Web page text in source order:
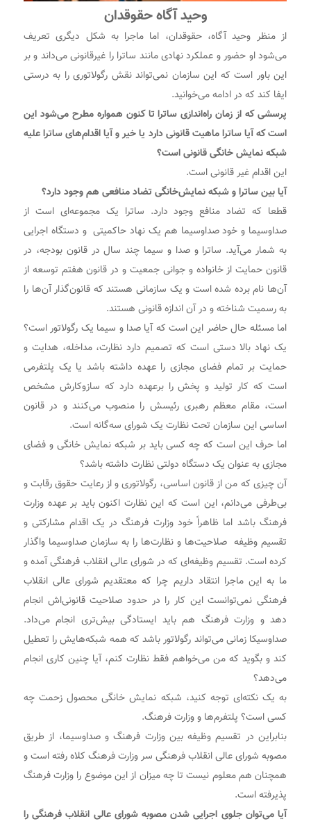
وحید آگاه حقوقدان
از منظر وحید آگاه، حقوقدان، اما ماجرا به شکل دیگری تعریف
می‌شود او حضور و عملکرد نهادی مانند ساترا را غیرقانونی می‌داند و بر
این باور است که این سازمان نمی‌تواند نقش رگولاتوری را به درستی
ایفا کند که در ادامه می‌خوانید.
پرسشی که از زمان راه‌اندازی ساترا تا کنون همواره مطرح می‌شود این
است که آیا ساترا ماهیت قانونی دارد یا خیر و آیا اقدام‌های ساترا علیه
شبکه نمایش خانگی قانونی است؟
این اقدام غیر قانونی است.
آیا بین ساترا و شبکه نمایش‌خانگی تضاد منافعی هم وجود دارد؟
قطعا که تضاد منافع وجود دارد. ساترا یک مجموعه‌ای است از
صداوسیما و خود صداوسیما هم یک نهاد حاکمیتی و دستگاه اجرایی
به شمار می‌آید. ساترا و صدا و سیما چند سال در قانون بودجه، در
قانون حمایت از خانواده و جوانی جمعیت و در قانون هفتم توسعه از
آن‌ها نام برده شده است و یک سازمانی هستند که قانون‌گذار آن‌ها را
به رسمیت شناخته و در آن اندازه قانونی هستند.
اما مسئله حال حاضر این است که آیا صدا و سیما یک رگولاتور است؟
یک نهاد بالا دستی است که تصمیم دارد نظارت، مداخله، هدایت و
حمایت بر تمام فضای مجازی را عهده داشته باشد یا یک پلتفرمی
است که کار تولید و پخش را برعهده دارد که سازوکارش مشخص
است، مقام معظم رهبری رئیسش را منصوب می‌کنند و در قانون
اساسی این سازمان تحت نظارت یک شورای سه‌گانه است.
اما حرف این است که چه کسی باید بر شبکه نمایش خانگی و فضای
مجازی به عنوان یک دستگاه دولتی نظارت داشته باشد؟
آن چیزی که من از قانون اساسی، رگولاتوری و از رعایت حقوق رقابت و
بی‌طرفی می‌دانم، این است که این نظارت اکنون باید بر عهده وزارت
فرهنگ باشد اما ظاهراً خود وزارت فرهنگ در یک اقدام مشارکتی و
تقسیم وظیفه صلاحیت‌ها و نظارت‌ها را به سازمان صداوسیما واگذار
کرده است. تقسیم وظیفه‌ای که در شورای عالی انقلاب فرهنگی آمده و
ما به این ماجرا انتقاد داریم چرا که معتقدیم شورای عالی انقلاب
فرهنگی نمی‌توانست این کار را در حدود صلاحیت قانونی‌اش انجام
دهد و وزارت فرهنگ هم باید ایستادگی بیش‌تری انجام می‌داد.
صداوسیکا زمانی می‌تواند رگولاتور باشد که همه شبکه‌هایش را تعطیل
کند و بگوید که من می‌خواهم فقط نظارت کنم، آیا چنین کاری انجام
می‌دهد؟
به یک نکته‌ای توجه کنید، شبکه نمایش خانگی محصول زحمت چه
کسی است؟ پلتفرم‌ها و وزارت فرهنگ.
بنابراین در تقسیم وظیفه بین وزارت فرهنگ و صداوسیما، از طریق
مصوبه شورای عالی انقلاب فرهنگی سر وزارت فرهنگ کلاه رفته است و
همچنان هم معلوم نیست تا چه میزان از این موضوع را وزارت فرهنگ
پذیرفته است.
آیا می‌توان جلوی اجرایی شدن مصوبه شورای عالی انقلاب فرهنگی را